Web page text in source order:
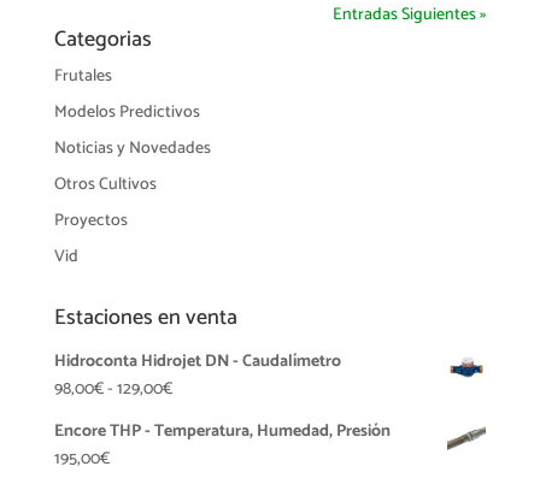
Entradas Siguientes »
Categorias
Frutales
Modelos Predictivos
Noticias y Novedades
Otros Cultivos
Proyectos
Vid
Estaciones en venta
Hidroconta Hidrojet DN - Caudalímetro
98,00€-129,00€Rango
precios:
Encore THP - Temperatura, Humedad, Presión
195,00€